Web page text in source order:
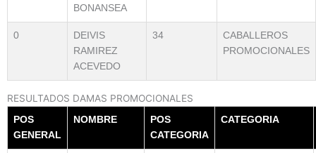
BONANSEA
0
DEIVIS
RAMIREZ
ACEVEDO
34
CABALLEROS
PROMOCIONALES
RESULTADOS DAMAS PROMOCIONALES
POS
GENERAL
NOMBRE
POS
CATEGORIA
CATEGORIA